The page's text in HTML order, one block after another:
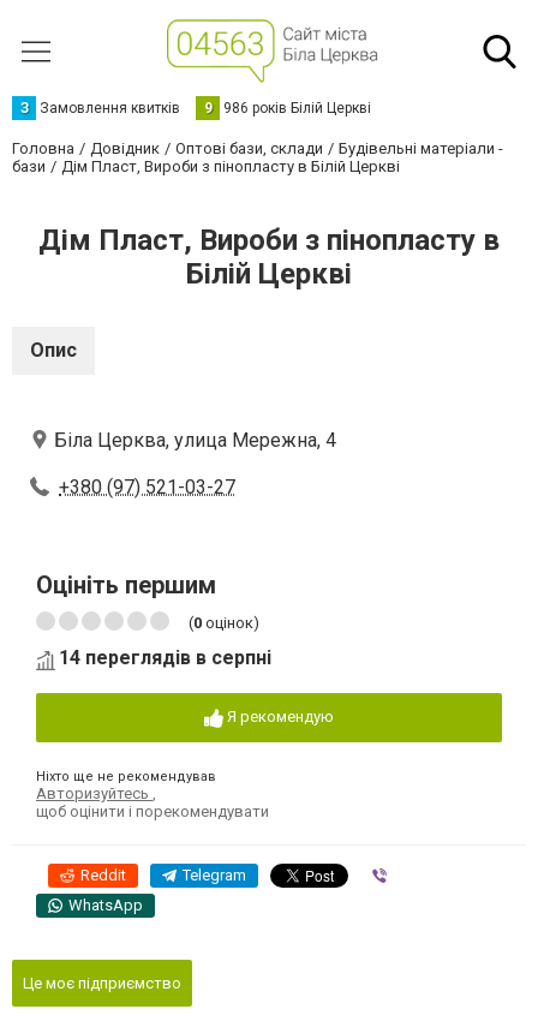
З Замовлення квитків 9 986 років Білій Церкві
Головна Довідник Оптові бази, склади
Будівельні матеріали -
бази
Дім Пласт, Вироби з пінопласту в Білій Церкві
Дім Пласт, Вироби з пінопласту в
Білій Церкві
Опис
Біла Церква, улица Мережна, 4
+380 (97) 521-03-27
Оцініть першим
(0 оцінок)
14 переглядів в серпні
Я рекомендую
Ніхто ще не рекомендував
Авторизуйтесь
щоб оцінити і порекомендувати
Reddit Telegram
WhatsApp
Це моє підприємство